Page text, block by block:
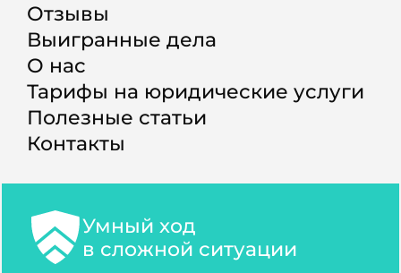
Отзывы
Выигранные дела
О нас
Тарифы на юридические услуги
Полезные статьи
Контакты
Умный ход
в сложной ситуации